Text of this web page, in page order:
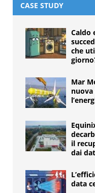
CASE STUDY
Caldo
che
Mar
il
dai
data